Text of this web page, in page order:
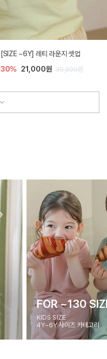
[SIZE ~6Y] 레티 라운지 셋업
30% 21,000원 30,000원
FOR ~130
KIDS SIZE
4Y~6Y 사이즈 카테고리